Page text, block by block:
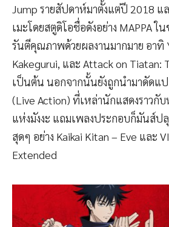
Jump รายสัปดาห์มาตั้งแต่ปี 2018
เมะโดยสตูดิโอชื่อดังอย่าง MAPPA ใ
รันตีคุณภาพด้วยผลงานมากมาย อาทิ
Kakegurui, และ Attack on Tiatan:
เป็นต้น นอกจากนั้นยังถูกนำมาดัดแป
(Live Action) ที่เหล่านักแสดงราวกั
แห่งมังงะ แถมเพลงประกอบก็มันส์ป
สุดๆ อย่าง Kaikai Kitan – Eve และ
Extended